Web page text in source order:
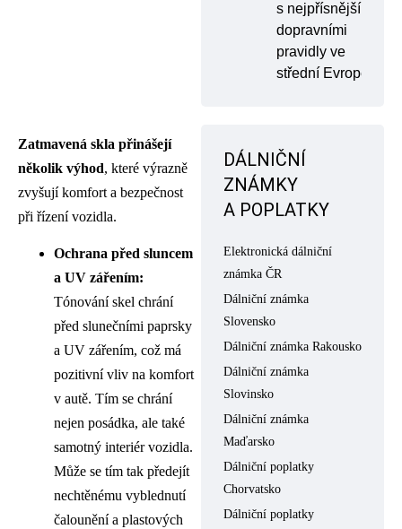
Zatmavená skla přinášejí
několik výhod, které výrazně
zvyšují komfort a bezpečnost
při řízení vozidla.
Ochrana před sluncem
a UV zářením:
Tónování skel chrání
před slunečními paprsky
a UV zářením, což má
pozitivní vliv na komfort
v autě. Tím se chrání
nejen posádka, ale také
samotný interiér vozidla.
Může se tím tak předejít
nechtěnému vyblednutí
čalounění a plastových
s nejpřísnějšími
dopravními
pravidly ve
střední Evropě
DÁLNIČNÍ
ZNÁMKY
A POPLATKY
Elektronická dálniční
známka ČR
Dálniční známka
Slovensko
Dálniční známka Rakousko
Dálniční známka
Slovinsko
Dálniční známka
Maďarsko
Dálniční poplatky
Chorvatsko
Dálniční poplatky